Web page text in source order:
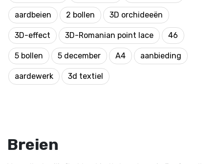
aardbeien 2 bollen 3D orchideeën
3D-effect 3D-Romanian point lace 46
5 bollen 5 december A4 aanbieding
aardewerk 3d textiel
Breien